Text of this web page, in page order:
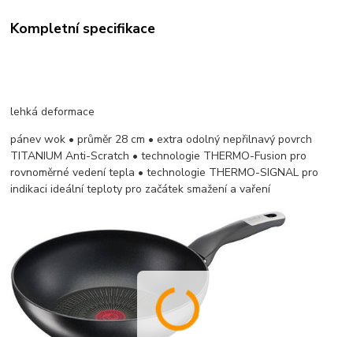
Kompletní specifikace
lehká deformace
pánev wok • průměr 28 cm • extra odolný nepřilnavý povrch
TITANIUM Anti-Scratch • technologie THERMO-Fusion pro
rovnoměrné vedení tepla • technologie THERMO-SIGNAL pro
indikaci ideální teploty pro začátek smažení a vaření